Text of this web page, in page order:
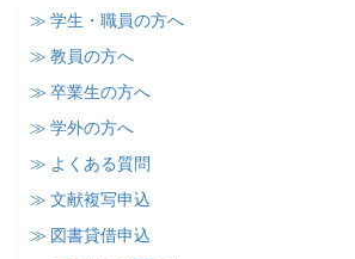
≫ 学生・職員の方へ
≫ 教員の方へ
≫ 卒業生の方へ
≫ 学外の方へ
≫ よくある質問
≫ 文献複写申込
≫ 図書貸借申込